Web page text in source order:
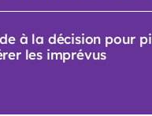
à la décision pour
les imprévus